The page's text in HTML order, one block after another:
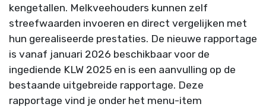
kengetallen. Melkveehouders kunnen zelf
streefwaarden invoeren en direct vergelijken met
hun gerealiseerde prestaties. De nieuwe rapportage
is vanaf januari 2026 beschikbaar voor de
ingediende KLW 2025 en is een aanvulling op de
bestaande uitgebreide rapportage. Deze
rapportage vind je onder het menu-item